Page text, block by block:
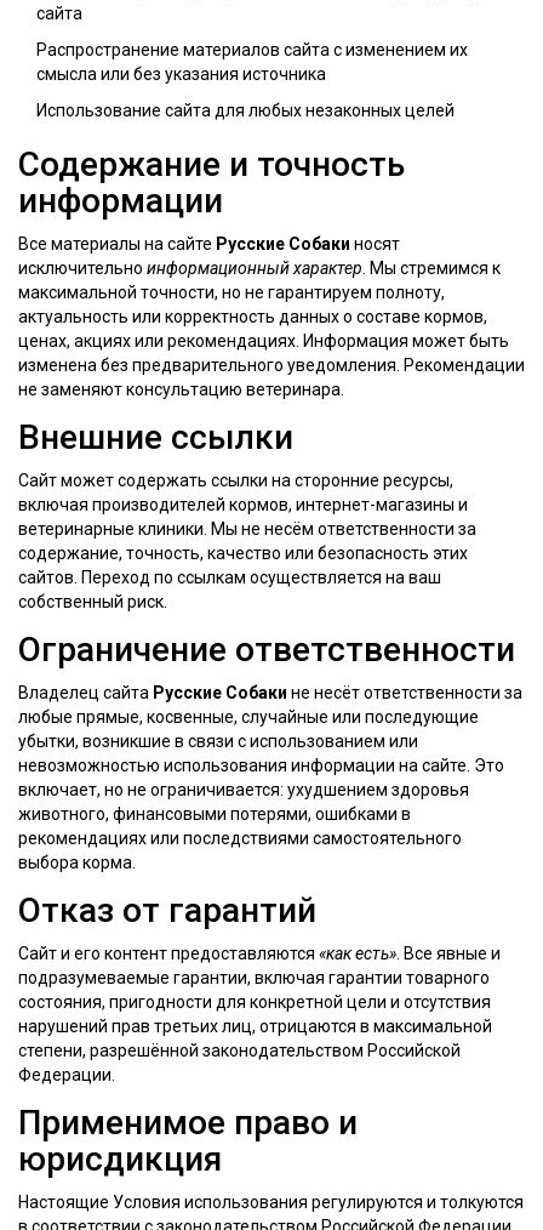
сайта
Распространение материалов сайта с изменением их
смысла или без указания источника
Использование сайта для любых незаконных целей
Содержание и точность
информации
Все материалы на сайте Русские Собаки носят
исключительно информационный характер . Мы стремимся к
максимальной точности, но не гарантируем полноту,
актуальность или корректность данных о составе кормов,
ценах, акциях или рекомендациях. Информация может быть
изменена без предварительного уведомления. Рекомендации
не заменяют консультацию ветеринара.
Внешние ссылки
Сайт может содержать ссылки на сторонние ресурсы,
включая производителей кормов, интернет-магазины и
ветеринарные клиники. Мы не несём ответственности за
содержание, точность, качество или безопасность этих
сайтов. Переход по ссылкам осуществляется на ваш
собственный риск.
Ограничение ответственности
Владелец сайта Русские Собаки не несёт ответственности за
любые прямые, косвенные, случайные или последующие
убытки, возникшие в связи с использованием или
невозможностью использования информации на сайте. Это
включает, но не ограничивается: ухудшением здоровья
животного, финансовыми потерями, ошибками в
рекомендациях или последствиями самостоятельного
выбора корма.
Отказ от гарантий
Сайт и его контент предоставляются «как есть» . Все явные и
подразумеваемые гарантии, включая гарантии товарного
состояния, пригодности для конкретной цели и отсутствия
нарушений прав третьих лиц, отрицаются в максимальной
степени, разрешённой законодательством Российской
Федерации.
Применимое право и
юрисдикция
Настоящие Условия использования регулируются и толкуются